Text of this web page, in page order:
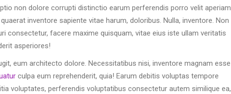
non dolore corrupti distinctio earum perferendis porro velit aperiam
inventore sapiente vitae harum, doloribus. Nulla, inventore. Non
consectetur, facere maxime quisquam, vitae eius iste ullam veritatis
asperiores!
eum architecto dolore. Necessitatibus nisi, inventore magnam esse
culpa eum reprehenderit, quia! Earum debitis voluptas tempore
voluptates, perferendis voluptatibus consectetur autem similique ea,